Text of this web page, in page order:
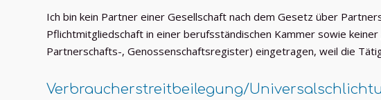
Ich bin kein Partner einer Gesellschaft nach dem Gesetz über
Pflichtmitgliedschaft in einer berufsständischen Kammer sowie
Partnerschafts-, Genossenschaftsregister) eingetragen, weil die
Verbraucher­streit­beilegung/